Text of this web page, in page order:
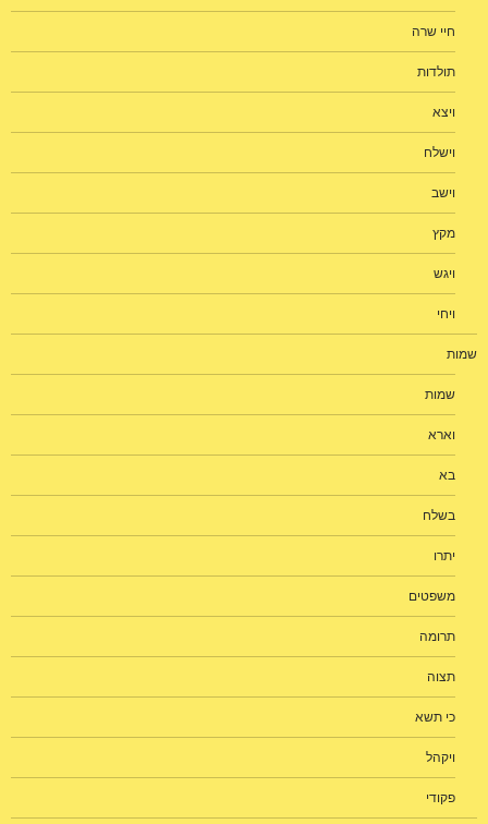
חיי שרה
תולדות
ויצא
וישלח
וישב
מקץ
ויגש
ויחי
שמות
שמות
וארא
בא
בשלח
יתרו
משפטים
תרומה
תצוה
כי תשא
ויקהל
פקודי